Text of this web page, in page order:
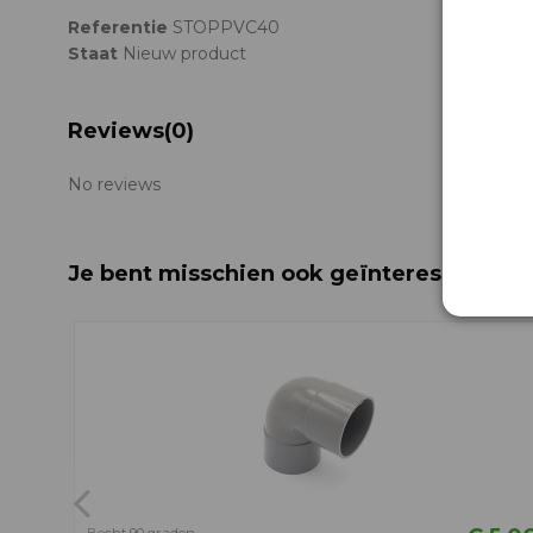
Referentie STOPPVC40
Staat Nieuw product
Reviews(0)
No reviews
Je bent misschien ook geïnteresseerd in